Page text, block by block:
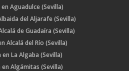
Aguadulce (Sevilla)
del Aljarafe (Sevilla)
de Guadaíra (Sevilla)
Alcalá del Río (Sevilla)
La Algaba (Sevilla)
Algámitas (Sevilla)